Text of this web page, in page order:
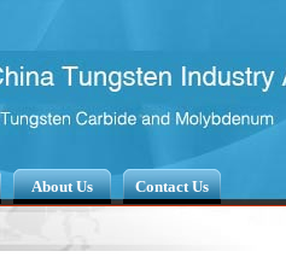
About Us Contact Us